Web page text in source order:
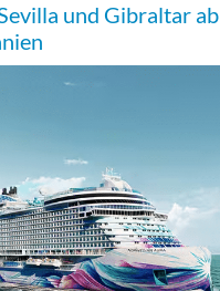
Owner’s Suite
& Large Balcony-
und Gibraltar ab